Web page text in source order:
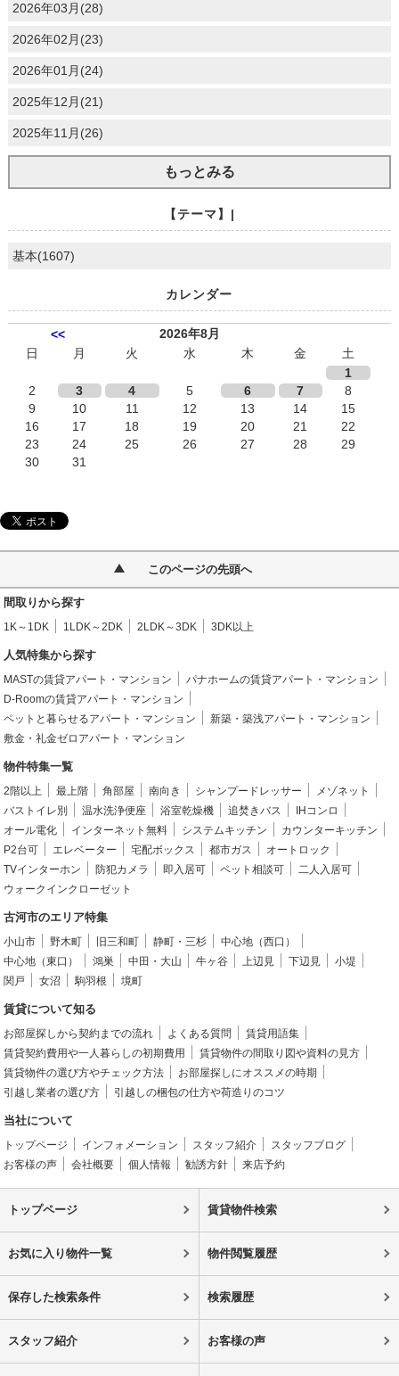
2026年03月(28)
2026年02月(23)
2026年01月(24)
2025年12月(21)
2025年11月(26)
もっとみる
【テーマ】|
基本(1607)
カレンダー
<<
2026年8月
日
月 火 水 木 金
土
1
2
3 4 5 6 7
8
9
10 11 12 13 14
15
16
17 18 19 20 21
22
23
24 25 26 27 28
29
30
31
このページの先頭へ
間取りから探す
1K～1DK 1LDK～2DK 2LDK～3DK 3DK以上
人気特集から探す
MASTの賃貸アパート・マンション
パナホームの賃貸アパート・マンション
D-Roomの賃貸アパート・マンション
ペットと暮らせるアパート・マンション
新築・築浅アパート・マンション
敷金・礼金ゼロアパート・マンション
物件特集一覧
2階以上 最上階 角部屋 南向き シャンプードレッサー
メゾネット
バストイレ別
温水洗浄便座 浴室乾燥機 追焚きバス
IHコンロ
オール電化
インターネット無料 システムキッチン
カウンターキッチン
P2台可
エレベーター 宅配ボックス 都市ガス
オートロック
TVインターホン
防犯カメラ 即入居可 ペット相談可
二人入居可
ウォークインクローゼット
古河市のエリア特集
小山市 野木町 旧三和町 静町・三杉
中心地（西口）
中心地（東口）
鴻巣 中田・大山 牛ヶ谷 上辺見 下辺見
小堤
関戸
女沼 駒羽根 境町
賃貸について知る
お部屋探しから契約までの流れ よくある質問
賃貸用語集
賃貸契約費用や一人暮らしの初期費用
賃貸物件の間取り図や資料の見方
賃貸物件の選び方やチェック方法
お部屋探しにオススメの時期
引越し業者の選び方
引越しの梱包の仕方や荷造りのコツ
当社について
トップページ インフォメーション スタッフ紹介
スタッフブログ
お客様の声
会社概要 個人情報 勧誘方針 来店予約
トップページ 賃貸物件検索
お気に入り物件一覧 物件閲覧履歴
保存した検索条件 検索履歴
スタッフ紹介 お客様の声